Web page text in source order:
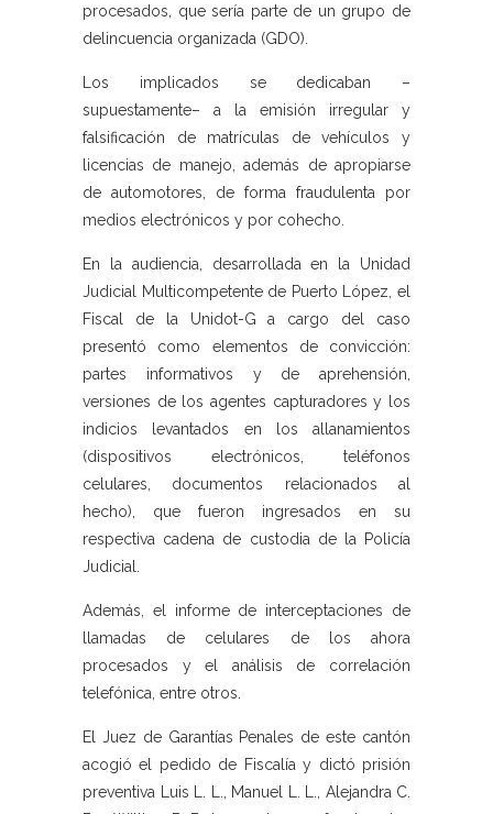
procesados, que sería parte de un grupo de
delincuencia organizada (GDO).
Los implicados se dedicaban –
supuestamente– a la emisión irregular y
falsificación de matrículas de vehículos y
licencias de manejo, además de apropiarse
de automotores, de forma fraudulenta por
medios electrónicos y por cohecho.
En la audiencia, desarrollada en la Unidad
Judicial Multicompetente de Puerto López, el
Fiscal de la Unidot-G a cargo del caso
presentó como elementos de convicción:
partes informativos y de aprehensión,
versiones de los agentes capturadores y los
indicios levantados en los allanamientos
(dispositivos electrónicos, teléfonos
celulares, documentos relacionados al
hecho), que fueron ingresados en su
respectiva cadena de custodia de la Policía
Judicial.
Además, el informe de interceptaciones de
llamadas de celulares de los ahora
procesados y el análisis de correlación
telefónica, entre otros.
El Juez de Garantías Penales de este cantón
acogió el pedido de Fiscalía y dictó prisión
preventiva Luis L. L., Manuel L. L., Alejandra C.